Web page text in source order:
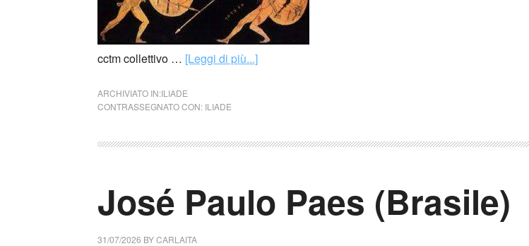
cctm collettivo … [Leggi di più...]
ARCHIVIATO IN:ILIADE
CONTRASSEGNATO CON: ILIADE
José Paulo Paes (Brasile)
31/07/2026 BYCARLAITA